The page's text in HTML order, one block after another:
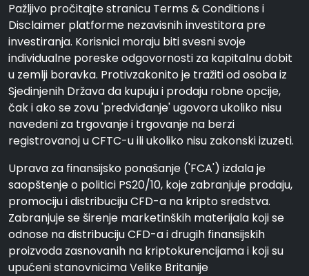
Pažljivo pročitajte stranicu Terms & Conditions i
Disclaimer platforme nezavisnih investitora pre
investiranja. Korisnici moraju biti svesni svoje
individualne poreske odgovornosti za kapitalnu dobit
u zemlji boravka. Protivzakonito je tražiti od osoba iz
Sjedinjenih Država da kupuju i prodaju robne opcije,
čak i ako se zovu 'predviđanje' ugovora ukoliko nisu
navedeni za trgovanje i trgovanje na berzi
registrovanoj u CFTC-u ili ukoliko nisu zakonski izuzeti.
Uprava za finansijsko ponašanje ('FCA') izdala je
saopštenje o politici PS20/10, koje zabranjuje prodaju,
promociju i distribuciju CFD-a na kripto sredstva.
Zabranjuje se širenje marketinških materijala koji se
odnose na distribuciju CFD-a i drugih finansijskih
proizvoda zasnovanih na kriptokurencijama i koji su
upućeni stanovnicima Velike Britanije